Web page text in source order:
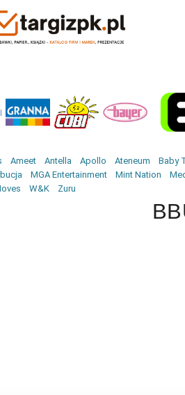
Ameet Antella Apollo Ateneum
Baby
MGA Entertainment Mint Nation
W&K Zuru